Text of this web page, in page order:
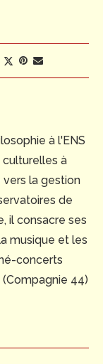
à l'ENS
à
vers la gestion
de
il consacre ses
musique et les
concerts
44)